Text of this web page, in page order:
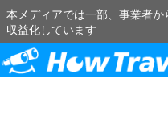
本メディアでは一部、事業者
収益化しています